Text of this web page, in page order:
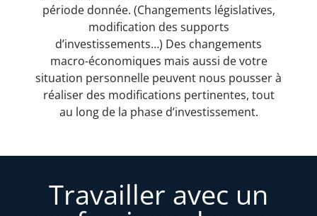
période donnée. (Changements législatives,
modification des supports
d’investissements…) Des changements
macro-économiques mais aussi de votre
situation personnelle peuvent nous pousser à
réaliser des modifications pertinentes, tout
au long de la phase d’investissement.
Travailler avec un